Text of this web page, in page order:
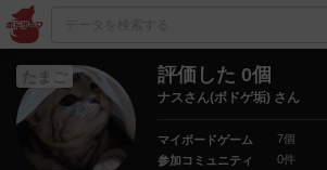
たまご 評価した 0個
ナスさん(ボドゲ垢) さん
マイボードゲーム
7個
参加コミュニティ
0件